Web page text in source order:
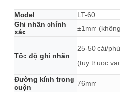
Model
LT-60
Ghi nhãn chính
xác
±1mm
Tốc độ ghi nhãn
25-50 cái/
(tùy thuộc
Đường kính trong
cuộn
76mm